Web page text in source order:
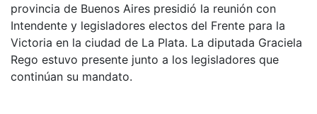
provincia de Buenos Aires presidió la reunión con
Intendente y legisladores electos del Frente para la
Victoria en la ciudad de La Plata. La diputada Graciela
Rego estuvo presente junto a los legisladores que
continúan su mandato.